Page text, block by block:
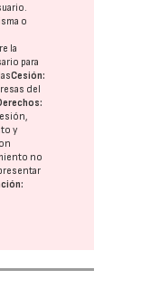
o
la
para
Cesión:
del
y
no